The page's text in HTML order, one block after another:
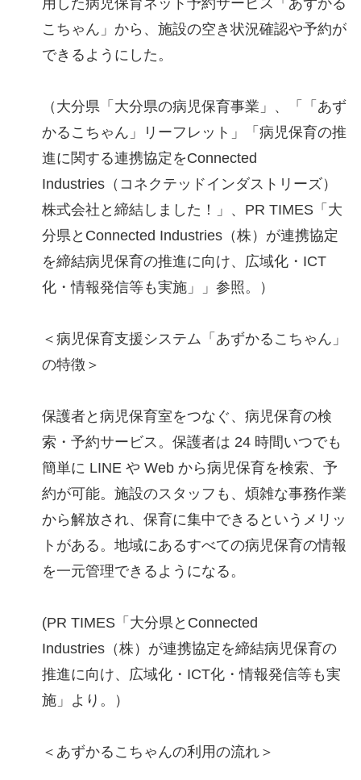
用した病児保育ネット予約サービス「あずかる
こちゃん」から、施設の空き状況確認や予約が
できるようにした。
（大分県「大分県の病児保育事業」、「「あず
かるこちゃん」リーフレット」「病児保育の推
進に関する連携協定をConnected
Industries（コネクテッドインダストリーズ）
株式会社と締結しました！」、PR TIMES「大
分県とConnected Industries（株）が連携協定
を締結病児保育の推進に向け、広域化・ICT
化・情報発信等も実施」」参照。）
＜病児保育支援システム「あずかるこちゃん」
の特徴＞
保護者と病児保育室をつなぐ、病児保育の検
索・予約サービス。保護者は 24 時間いつでも
簡単に LINE や Web から病児保育を検索、予
約が可能。施設のスタッフも、煩雑な事務作業
から解放され、保育に集中できるというメリッ
トがある。地域にあるすべての病児保育の情報
を一元管理できるようになる。
(PR TIMES「大分県とConnected
Industries（株）が連携協定を締結病児保育の
推進に向け、広域化・ICT化・情報発信等も実
施」より。）
＜あずかるこちゃんの利用の流れ＞